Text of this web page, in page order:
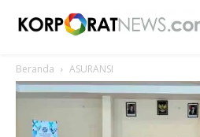
Beranda ASURANSI